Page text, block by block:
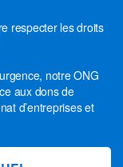
respecter les droits
notre ONG
aux dons de
d’entreprises et